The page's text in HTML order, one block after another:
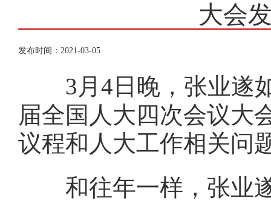
大会
发布时间：2021-03-05
3月4日晚，张业遂如
届全国人大四次会议大
议程和人大工作相关问
和往年一样，张业遂